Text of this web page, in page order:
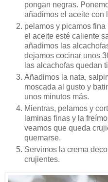
pongan negras.
añadimos el aceite con
pelamos y picamos
el aceite esté caliente
añadimos las
dejamos cocinar unos
las alcachofas quedan
Añadimos la nata,
moscada al gusto y
unos minutos más.
Mientras, pelamos y
laminas finas y la
veamos que queda
quemarse.
Servimos la crema
crujientes.